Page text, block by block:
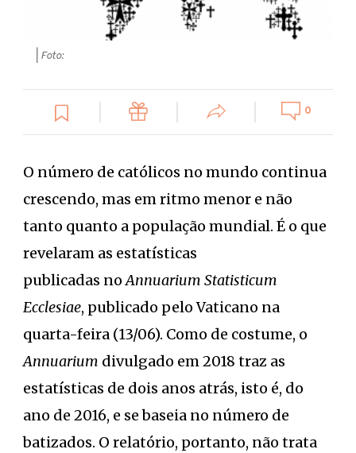
| Foto:
0
O número de católicos no mundo continua
crescendo, mas em ritmo menor e não
tanto quanto a população mundial. É o que
revelaram as estatísticas
publicadas noAnnuarium Statisticum
Ecclesiae, publicado pelo Vaticano na
quarta-feira (13/06). Como de costume, o
Annuarium divulgado em 2018 traz as
estatísticas de dois anos atrás, isto é, do
ano de 2016, e se baseia no número de
batizados. O relatório, portanto, não trata